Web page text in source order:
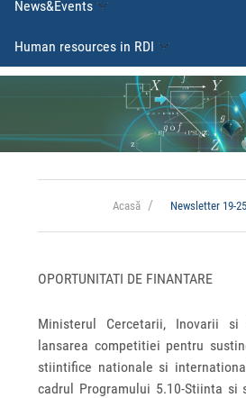
News&Events
Human resources in RDI
Acasă Newsletter 19-
OPORTUNITATI DE FINANTARE
Ministerul Cercetarii, Inovarii si
lansarea competitiei pentru
stiintifice nationale si
cadrul Programului 5.10-Stiinta si